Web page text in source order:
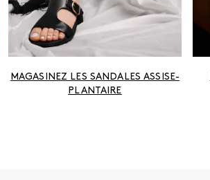
MAGASINEZ LES SANDALES ASSISE-
PLANTAIRE